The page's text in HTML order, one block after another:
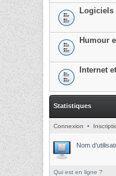
Logiciels
Humour
Internet
Statistiques
Connexion •
Nom
Qui est en ligne ?